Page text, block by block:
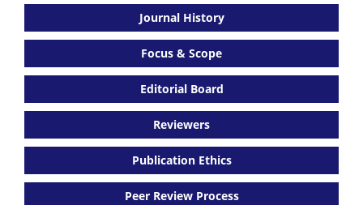
Journal History
Focus & Scope
Editorial Board
Reviewers
Publication Ethics
Peer Review Process